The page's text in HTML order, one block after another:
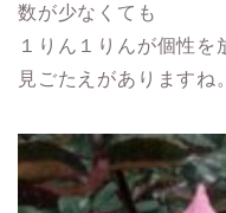
数が少なくても
１りん１りんが個性を
見ごたえがありますね。